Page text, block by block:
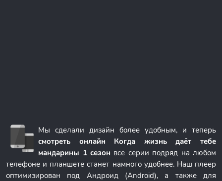
Мы сделали дизайн более удобным, и теперь
смотреть онлайн Когда жизнь даёт тебе
мандарины 1 сезон все серии подряд на любом
телефоне и планшете станет намного удобнее. Наш плеер
оптимизирован под Андроид (Android), а также для